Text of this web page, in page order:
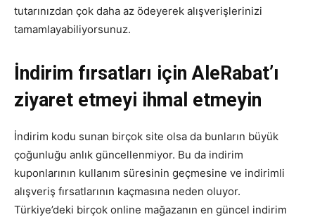
tutarınızdan çok daha az ödeyerek alışverişlerinizi
tamamlayabiliyorsunuz.
İndirim fırsatları için AleRabat’ı
ziyaret etmeyi ihmal etmeyin
İndirim kodu sunan birçok site olsa da bunların büyük
çoğunluğu anlık güncellenmiyor. Bu da indirim
kuponlarının kullanım süresinin geçmesine ve indirimli
alışveriş fırsatlarının kaçmasına neden oluyor.
Türkiye’deki birçok online mağazanın en güncel indirim